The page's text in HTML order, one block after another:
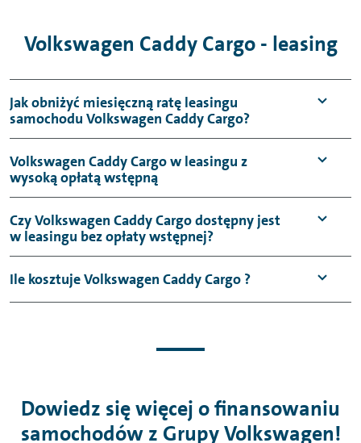
Volkswagen Caddy Cargo - leasing
Jak obniżyć miesięczną ratę leasingu
samochodu Volkswagen Caddy Cargo?
Volkswagen Caddy Cargo w leasingu z
wysoką opłatą wstępną
Czy Volkswagen Caddy Cargo dostępny jest
w leasingu bez opłaty wstępnej?
Ile kosztuje Volkswagen Caddy Cargo ?
Dowiedz się więcej o finansowaniu
samochodów z Grupy Volkswagen!